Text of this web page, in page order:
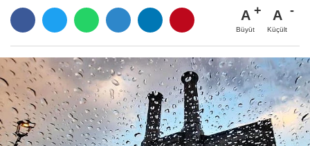
A
Büyüt
A
Küçült